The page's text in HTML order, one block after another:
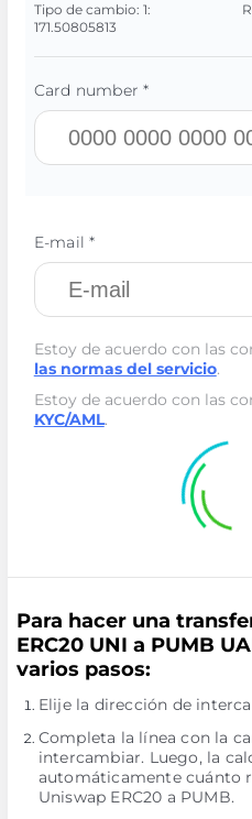
Tipo de cambio: 1:
171.50805813
Card number *
E-mail *
Estoy de acuerdo con las
las normas del servicio.
Estoy de acuerdo con las
KYC/AML.
Para hacer una
ERC20 UNI a PUMB
varios pasos:
Elije la dirección de
Completa la línea con la
intercambiar. Luego, la
automáticamente cuánto
Uniswap ERC20 a PUMB.